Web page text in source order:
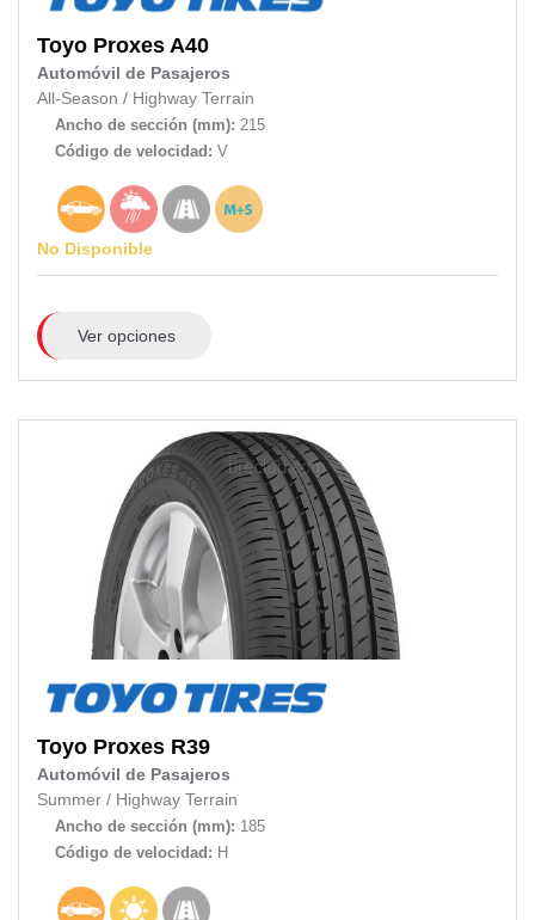
Toyo Proxes A40
Automóvil de Pasajeros
All-Season / Highway Terrain
Ancho de sección (mm): 215
Código de velocidad: V
No Disponible
Ver opciones
Toyo Proxes R39
Automóvil de Pasajeros
Summer / Highway Terrain
Ancho de sección (mm): 185
Código de velocidad: H